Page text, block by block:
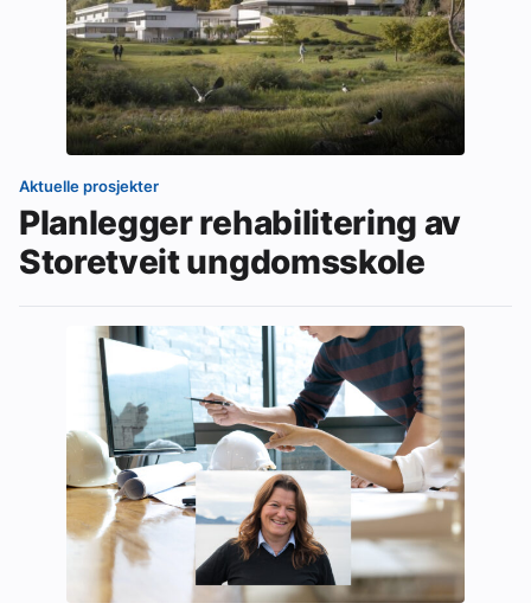
Aktuelle prosjekter
Planlegger rehabilitering av
Storetveit ungdomsskole